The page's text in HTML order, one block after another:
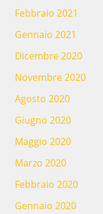
Febbraio 2021
Gennaio 2021
Dicembre 2020
Novembre 2020
Agosto 2020
Giugno 2020
Maggio 2020
Marzo 2020
Febbraio 2020
Gennaio 2020